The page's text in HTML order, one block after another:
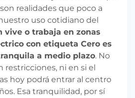
realidades que poco a
uso cotidiano del
vive o trabaja en zonas
con etiqueta Cero es
a medio plazo. No
restricciones, ni en si el
hoy podrá entrar al centro
Esa tranquilidad, por sí